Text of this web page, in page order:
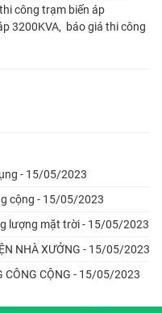
công trạm biến áp
3200KVA, báo giá thi công
- 15/05/2023
cộng - 15/05/2023
lượng mặt trời - 15/05/2023
NHÀ XƯỞNG - 15/05/2023
CÔNG CỘNG - 15/05/2023